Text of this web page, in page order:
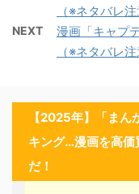
（※ネタバレ注
NEXT
漫画「キャプ
（※ネタバレ注
【2025年】「まん
キング…漫画を高価
だ！